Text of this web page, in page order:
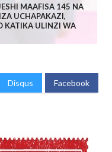
MAAFISA 145 NA
UCHAPAKAZI,
KATIKA ULINZI WA
Disqus Facebook